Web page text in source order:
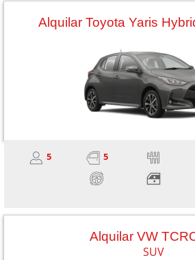
Alquilar Toyota Yaris
5 5
Alquilar VW
SUV